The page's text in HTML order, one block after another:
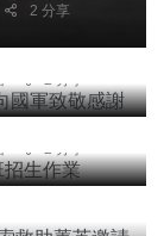
2 分享
國軍致敬
2 分享
招生作業
2 分享
索救助菁英